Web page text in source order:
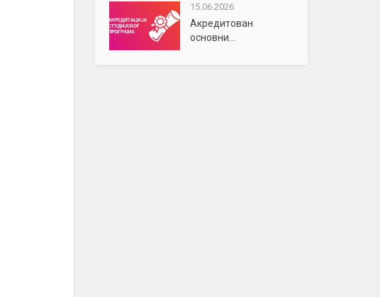
15.06.2026
Акредитован
основни...